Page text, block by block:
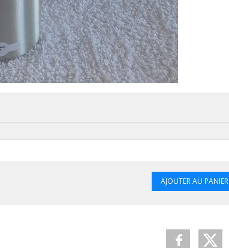
AJOUTER AU PANIER